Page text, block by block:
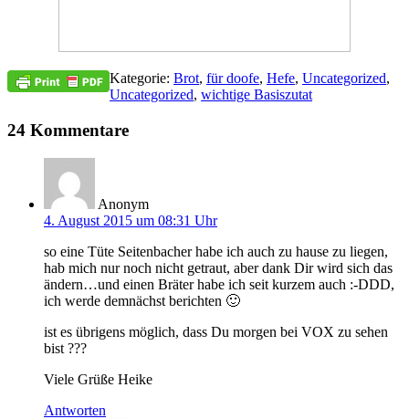
Kategorie: Brot, für doofe, Hefe, Uncategorized,
Uncategorized, wichtige Basiszutat
24 Kommentare
Anonym
4. August 2015 um 08:31 Uhr
so eine Tüte Seitenbacher habe ich auch zu hause zu liegen,
hab mich nur noch nicht getraut, aber dank Dir wird sich das
ändern…und einen Bräter habe ich seit kurzem auch :-DDD,
ich werde demnächst berichten 🙂
ist es übrigens möglich, dass Du morgen bei VOX zu sehen
bist ???
Viele Grüße Heike
Antworten